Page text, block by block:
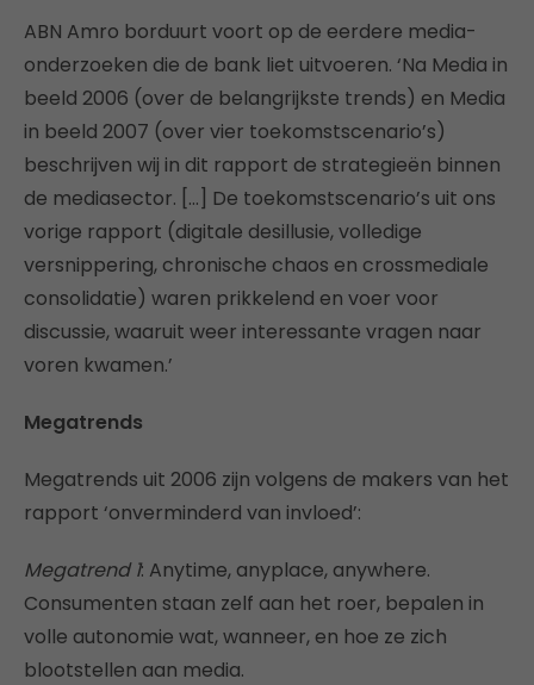
ABN Amro borduurt voort op de eerdere media-
onderzoeken die de bank liet uitvoeren. ‘Na Media in
beeld 2006 (over de belangrijkste trends) en Media
in beeld 2007 (over vier toekomstscenario’s)
beschrijven wij in dit rapport de strategieën binnen
de mediasector. […] De toekomstscenario’s uit ons
vorige rapport (digitale desillusie, volledige
versnippering, chronische chaos en crossmediale
consolidatie) waren prikkelend en voer voor
discussie, waaruit weer interessante vragen naar
voren kwamen.’
Megatrends
Megatrends uit 2006 zijn volgens de makers van het
rapport ‘onverminderd van invloed’:
Megatrend 1: Anytime, anyplace, anywhere.
Consumenten staan zelf aan het roer, bepalen in
volle autonomie wat, wanneer, en hoe ze zich
blootstellen aan media.